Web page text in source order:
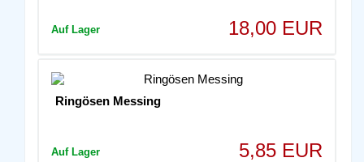
Auf Lager 18,00 EUR
Ringösen Messing
Auf Lager 5,85 EUR